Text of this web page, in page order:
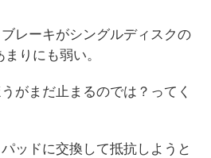
レーキがシングルディスクの
りにも弱い。
がまだ止まるのでは？ってく
ッドに交換して抵抗しようと